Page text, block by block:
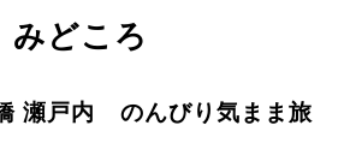
みどころ
瀬戸内 のんびり気まま旅